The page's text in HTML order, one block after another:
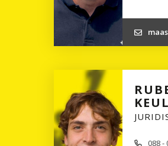
088 -